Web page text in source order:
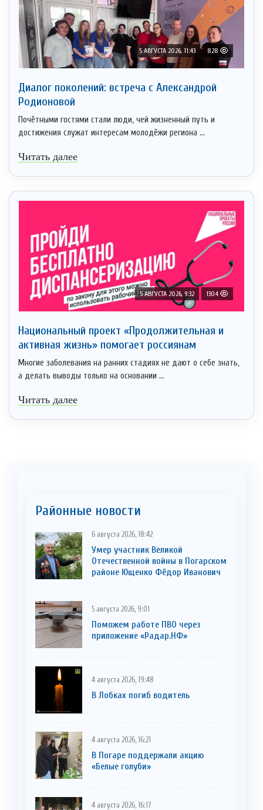
5 АВГУСТА 2026, 11:43 828
Диалог поколений: встреча с Александрой
Родионовой
Почётными гостями стали люди, чей жизненный путь и
достижения служат интересам молодёжи региона ...
Читать далее
5 АВГУСТА 2026, 9:32 1304
Национальный проект «Продолжительная и
активная жизнь» помогает россиянам
Многие заболевания на ранних стадиях не дают о себе знать,
а делать выводы только на основании ...
Читать далее
Районные новости
6 августа 2026, 18:42
Умер участник Великой
Отечественной войны в Погарском
районе Ющенко Фёдор Иванович
5 августа 2026, 9:01
Поможем работе ПВО через
приложение «Радар.НФ»
4 августа 2026, 19:48
В Лобках погиб водитель
4 августа 2026, 16:21
В Погаре поддержали акцию
«Белые голуби»
4 августа 2026, 16:17